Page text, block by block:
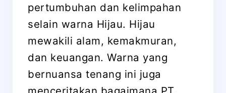
pertumbuhan dan kelimpahan
selain warna Hijau. Hijau
mewakili alam, kemakmuran,
dan keuangan. Warna yang
bernuansa tenang ini juga